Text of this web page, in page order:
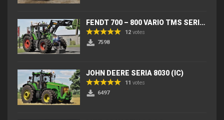
FENDT 700 – 800 VARIO TMS SERIES (IC) V2
12 votes
7598
JOHN DEERE SERIA 8030 (IC)
11 votes
6497